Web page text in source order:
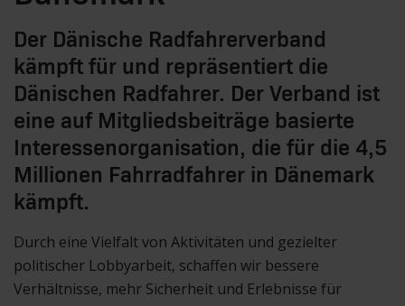
Der Dänische Radfahrerverband
kämpft für und repräsentiert die
Dänischen Radfahrer. Der Verband ist
eine auf Mitgliedsbeiträge basierte
Interessenorganisation, die für die 4,5
Millionen Fahrradfahrer in Dänemark
kämpft.
Durch eine Vielfalt von Aktivitäten und gezielter
politischer Lobbyarbeit, schaffen wir bessere
Verhältnisse, mehr Sicherheit und Erlebnisse für